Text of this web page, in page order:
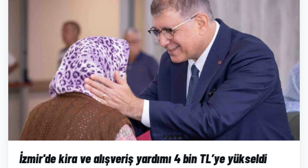
İzmir'de kira ve alışveriş yardımı 4 bin TL’ye yükseldi